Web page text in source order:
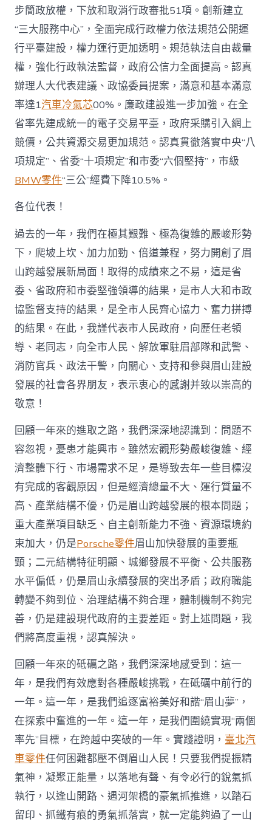
步簡政放權，下放和取消行政審批51項。創新建立
“三大服務中心”，全面完成行政權力依法規范公開運
行平臺建設，權力運行更加透明。規范執法自由裁量
權，強化行政執法監督，政府公信力全面提高。認真
辦理人大代表建議、政協委員提案，滿意和基本滿意
率達1汽車冷氣芯00%。廉政建設進一步加強。在全
省率先建成統一的電子交易平臺，政府采購引入網上
競價，公共資源交易更加規范。認真貫徹落實中央“八
項規定”、省委“十項規定”和市委“六個堅持”，市級
BMW零件“三公”經費下降10.5%。
各位代表！
過去的一年，我們在極其艱難、極為復雜的嚴峻形勢
下，爬坡上坎、加力加勁、倍道兼程，努力開創了眉
山跨越發展新局面！取得的成績來之不易，這是省
委、省政府和市委堅強領導的結果，是市人大和市政
協監督支持的結果，是全市人民齊心協力、奮力拼搏
的結果。在此，我謹代表市人民政府，向歷任老領
導、老同志，向全市人民、解放軍駐眉部隊和武警、
消防官兵、政法干警，向關心、支持和參與眉山建設
發展的社會各界朋友，表示衷心的感謝并致以崇高的
敬意！
回顧一年來的進取之路，我們深深地認識到：問題不
容忽視，憂患才能興市。雖然宏觀形勢嚴峻復雜、經
濟整體下行、市場需求不足，是導致去年一些目標沒
有完成的客觀原因，但是經濟總量不大、運行質量不
高、產業結構不優，仍是眉山跨越發展的根本問題；
重大產業項目缺乏、自主創新能力不強、資源環境約
束加大，仍是Porsche零件眉山加快發展的重要瓶
頸；二元結構特征明顯、城鄉發展不平衡、公共服務
水平偏低，仍是眉山永續發展的突出矛盾；政府職能
轉變不夠到位、治理結構不夠合理，體制機制不夠完
善，仍是建設現代政府的主要差距。對上述問題，我
們將高度重視，認真解決。
回顧一年來的砥礪之路，我們深深地感受到：這一
年，是我們有效應對各種嚴峻挑戰，在砥礪中前行的
一年。這一年，是我們追逐富裕美好和諧“眉山夢”，
在探索中奮進的一年。這一年，是我們圍繞實現“兩個
率先”目標，在跨越中突破的一年。實踐證明， 臺北汽
車零件任何困難都壓不倒眉山人民！只要我們提振精
氣神，凝聚正能量，以落地有聲、有令必行的銳氣抓
執行，以逢山開路、遇河架橋的豪氣抓推進，以踏石
留印、抓鐵有痕的勇氣抓落實，就一定能夠過了一山